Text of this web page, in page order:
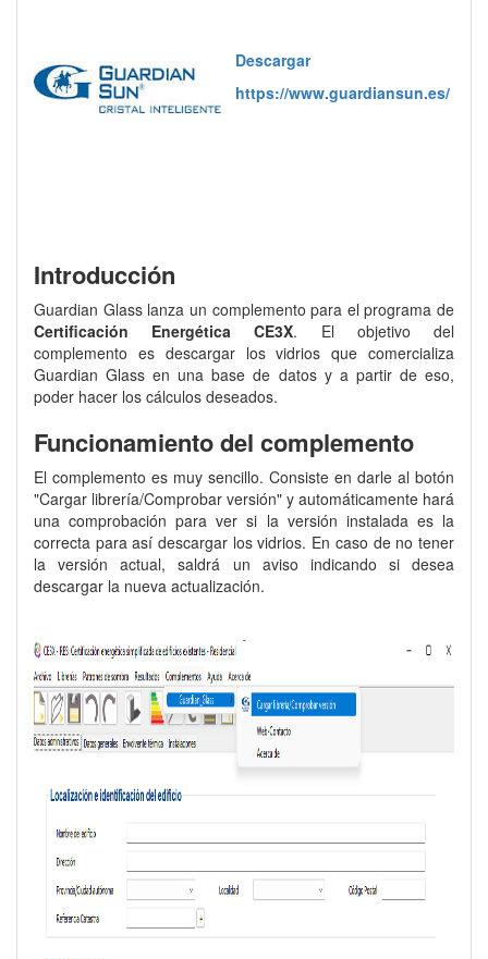
Descargar
https://www.guardiansun.es/
Introducción
Guardian Glass lanza un complemento para el programa de
Certificación Energética CE3X. El objetivo del
complemento es descargar los vidrios que comercializa
Guardian Glass en una base de datos y a partir de eso,
poder hacer los cálculos deseados.
Funcionamiento del complemento
El complemento es muy sencillo. Consiste en darle al botón
"Cargar librería/Comprobar versión" y automáticamente hará
una comprobación para ver si la versión instalada es la
correcta para así descargar los vidrios. En caso de no tener
la versión actual, saldrá un aviso indicando si desea
descargar la nueva actualización.